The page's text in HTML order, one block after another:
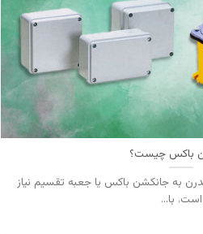
باکس چیست؟
به جانکشن باکس یا جعبه تقسیم نیاز
است. با...